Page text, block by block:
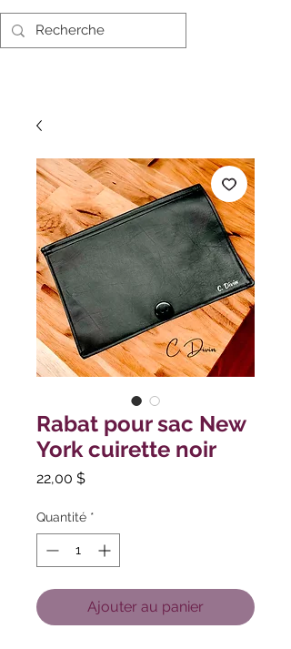
Rabat pour sac New
York cuirette noir
22,00 $Prix
Quantité *
Ajouter au panier